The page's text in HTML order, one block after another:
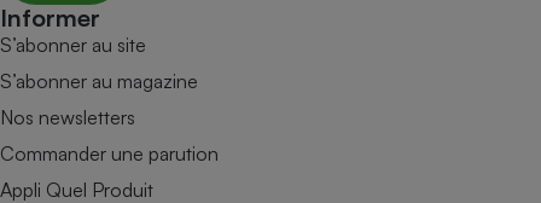
Informer
S’abonner au site
S’abonner au magazine
Nos newsletters
Commander une parution
Appli Quel Produit